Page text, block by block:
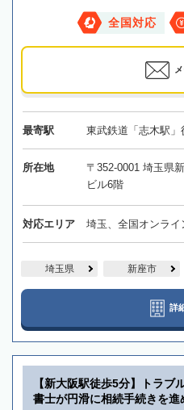
全国対応
最寄駅 東武鉄道「志木駅」
所在地
〒352-0001 埼玉県
ビル6階
対応エリア 埼玉、全国オンライ
埼玉県 新座市
詳
【新大阪駅徒歩5分】トラブ
書士が円滑に相続手続きを進